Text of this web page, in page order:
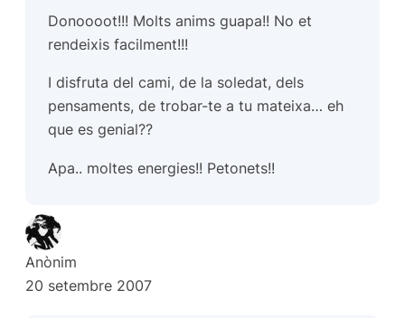
Donoooot!!! Molts anims guapa!! No et
rendeixis facilment!!!
I disfruta del cami, de la soledat, dels
pensaments, de trobar-te a tu mateixa… eh
que es genial??
Apa.. moltes energies!! Petonets!!
Anònim
20 setembre 2007